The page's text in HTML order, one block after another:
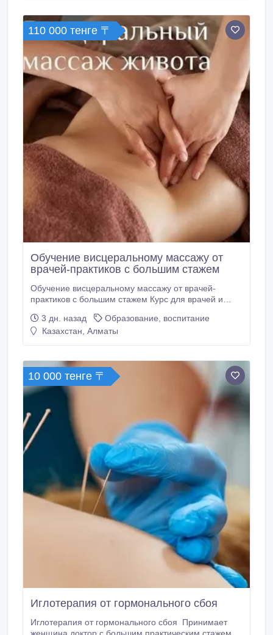
110 000 тенге 〒
Обучение висцеральному массажу от
врачей-практиков с большим стажем
Обучение висцеральному массажу от врачей-
практиков с большим стажем Курс для врачей и
часа: 1 день теория, 4 дня практика на моделях.
Группа до 3 человек. Расходники и моделей
практикующие врачи с большим стажем.
3 дн. назад
Образование, воспитание
Казахстан, Алматы
10 000 тенге 〒
Иглотерапия от гормонального сбоя
Иглотерапия от гормонального сбоя ‎ ‎Принимает